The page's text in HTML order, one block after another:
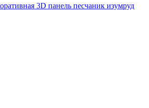
3D панель песчаник изумруд